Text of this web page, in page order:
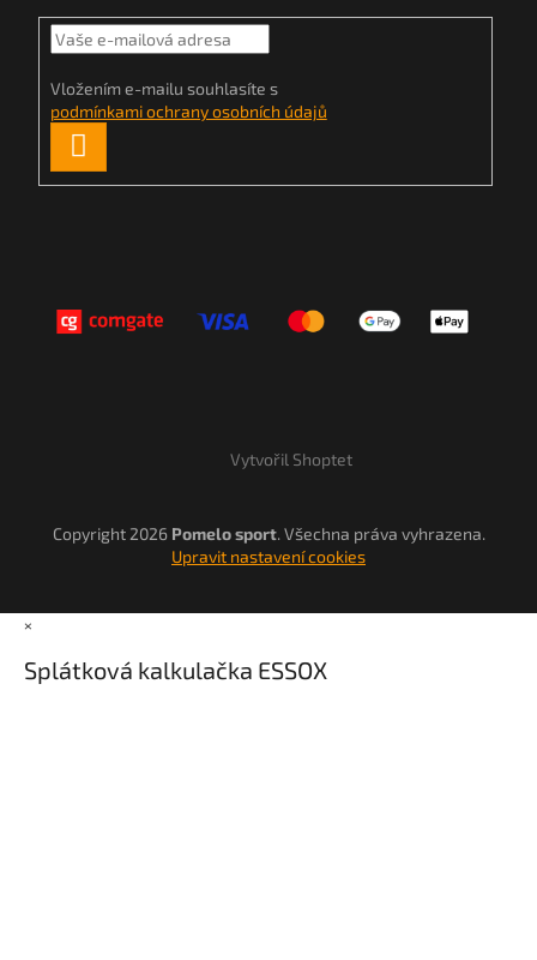
Vložením e-mailu souhlasíte s
podmínkami ochrany osobních údajů
SE
Vytvořil Shoptet
Copyright 2026 Pomelo sport. Všechna práva vyhrazena.
Upravit nastavení cookies
×
Splátková kalkulačka ESSOX